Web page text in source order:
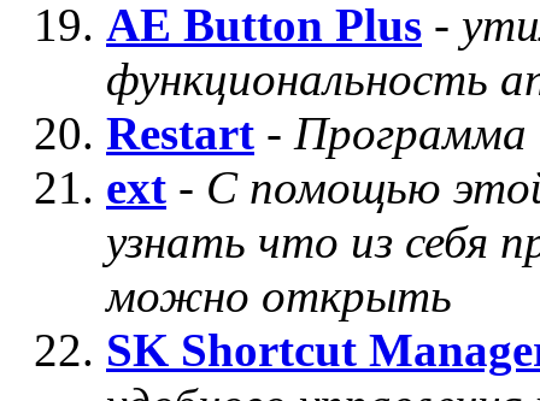
AE Button Plus -
функциональность
Restart - Программа
ext - С помощью
узнать что из себя
можно открыть
SK Shortcut